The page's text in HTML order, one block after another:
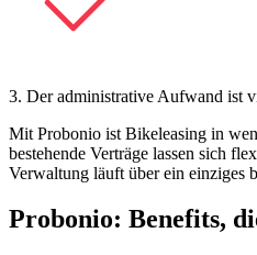
3. Der administrative Aufwand ist
Mit Probonio ist Bikeleasing in
bestehende Verträge lassen sich
Verwaltung läuft über ein einziges
Probonio: Benefits,